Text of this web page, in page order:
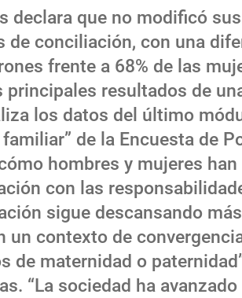
declara que no modificó
de conciliación, con una
frente a 68% de las
principales resultados de
los datos del último
de la Encuesta de
hombres y mujeres
con las
sigue descansando
un contexto de
de maternidad o
“La sociedad ha avanzado